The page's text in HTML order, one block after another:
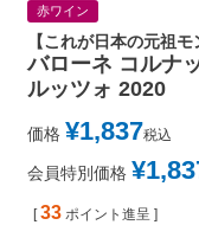
赤ワイン
【これが日本の元祖
バローネ コルナ
ルッツォ 2020
価格 ¥1,837税込
会員特別価格 ¥
[ 33 ポイント進呈 ]